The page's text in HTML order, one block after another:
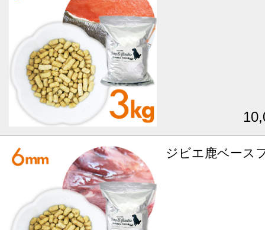
ジビエ鹿ベース